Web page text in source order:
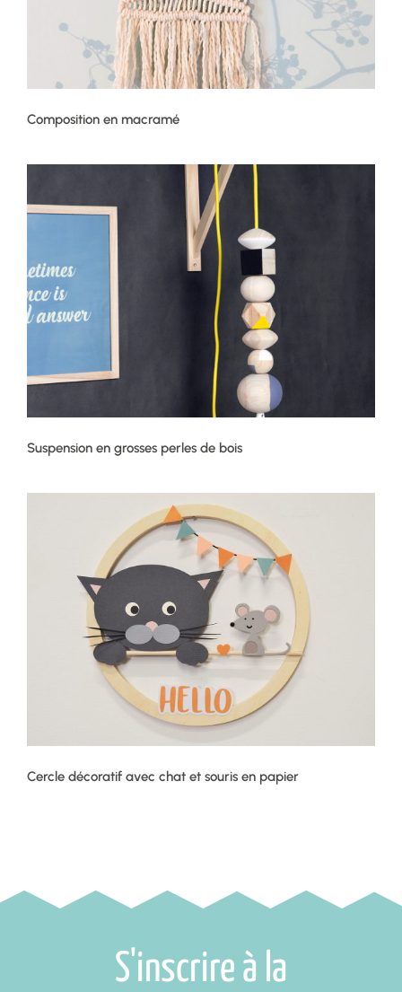
Composition en macramé
Suspension en grosses perles de bois
Cercle décoratif avec chat et souris en papier
S'inscrire à la